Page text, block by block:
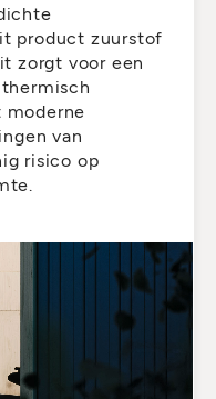
product zuurstof
zorgt voor een
van
risico op